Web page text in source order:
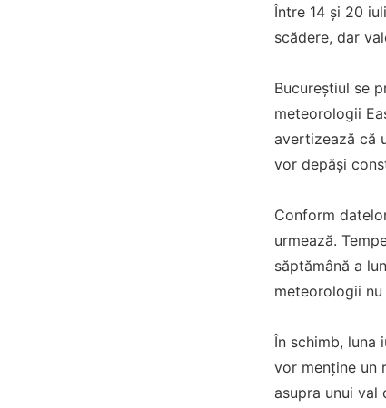
Între 14 și 20
scădere, dar
Bucureștiul se
meteorologii
avertizează că
vor depăși
Conform
urmează.
săptămână a
meteorologii
În schimb, luna
vor menține un
asupra unui val